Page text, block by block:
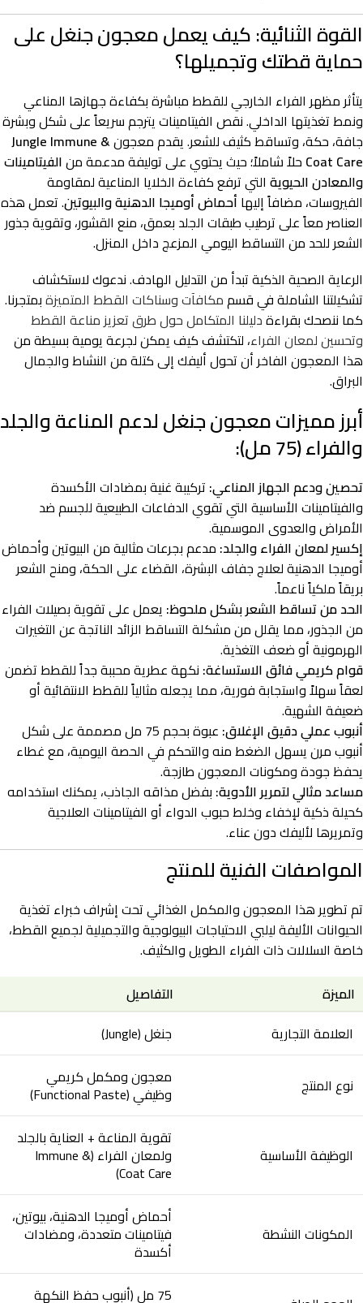
القوة الثنائية: كيف يعمل معجون جنغل على
حماية قطتك وتجميلها؟
يتأثر مظهر الفراء الخارجي للقطط مباشرة بكفاءة جهازها المناعي
ونمط تغذيتها الداخلي. نقص الفيتامينات يترجم سريعاً على شكل وبشرة
جافة، حكة، وتساقط كثيف للشعر. يقدم معجونJungle Immune &
Coat Care حلاً شاملاً؛ حيث يحتوي على توليفة مدعمة منالفيتامينات
والمعادن الحيوية التي ترفع كفاءة الخلايا المناعية لمقاومة
الفيروسات، مضافاً إليهاأحماض أوميجا الدهنية والبيوتين. تعمل هذه
العناصر معاً على ترطيب طبقات الجلد بعمق، منع القشور، وتقوية جذور
الشعر للحد من التساقط اليومي المزعج داخل المنزل.
الرعاية الصحية الذكية تبدأ من التدليل الهادف. ندعوك لاستكشاف
تشكيلتنا الشاملة في قسممكافآت وسناكات القطط المتميزةبمتجرنا.
كما ننصحك بقراءةدليلنا المتكامل حول طرق تعزيز مناعة القطط
وتحسين لمعان الفراء، لتكتشف كيف يمكن لجرعة يومية بسيطة من
هذا المعجون الفاخر أن تحول أليفك إلى كتلة من النشاط والجمال
البراق.
أبرز مميزات معجون جنغل لدعم المناعة والجلد
والفراء (75 مل):
تحصين ودعم الجهاز المناعي: تركيبة غنية بمضادات الأكسدة
والفيتامينات الأساسية التي تقوي الدفاعات الطبيعية للجسم ضد
الأمراض والعدوى الموسمية.
إكسير لمعان الفراء والجلد: مدعم بجرعات مثالية من البيوتين وأحماض
أوميجا الدهنية لعلاج جفاف البشرة، القضاء على الحكة، ومنح الشعر
بريقاً ملكياً ناعماً.
الحد من تساقط الشعر بشكل ملحوظ: يعمل على تقوية بصيلات الفراء
من الجذور، مما يقلل من مشكلة التساقط الزائد الناتجة عن التغيرات
الهرمونية أو ضعف التغذية.
قوام كريمي فائق الاستساغة: نكهة عطرية محببة جداً للقطط تضمن
لعقاً سهلاً واستجابة فورية، مما يجعله مثالياً للقطط الانتقائية أو
ضعيفة الشهية.
أنبوب عملي دقيق الإغلاق:
عبوة بحجم 75 مل مصممة على شكل
أنبوب مرن يسهل الضغط منه والتحكم في الحصة اليومية، مع غطاء
يحفظ جودة ومكونات المعجون طازجة.
مساعد مثالي لتمرير الأدوية: بفضل مذاقه الجاذب، يمكنك استخدامه
كحيلة ذكية لإخفاء وخلط حبوب الدواء أو الفيتامينات العلاجية
وتمريرها لأليفك دون عناء.
المواصفات الفنية للمنتج
تم تطوير هذا المعجون والمكمل الغذائي تحت إشراف خبراء تغذية
الحيوانات الأليفة ليلبي الاحتياجات البيولوجية والتجميلية لجميع القطط،
خاصة السلالات ذات الفراء الطويل والكثيف.
الميزة
التفاصيل
العلامة التجارية
جنغل (Jungle)
نوع المنتج معجون ومكمل كريمي
وظيفي (Functional Paste)
الوظيفة الأساسية
تقوية المناعة + العناية بالجلد
ولمعان الفراء (Immune &
Coat Care)
المكونات النشطة
أحماض أوميجا الدهنية، بيوتين،
فيتامينات متعددة، ومضادات
أكسدة
75 مل (أنبوب حفظ النكهة